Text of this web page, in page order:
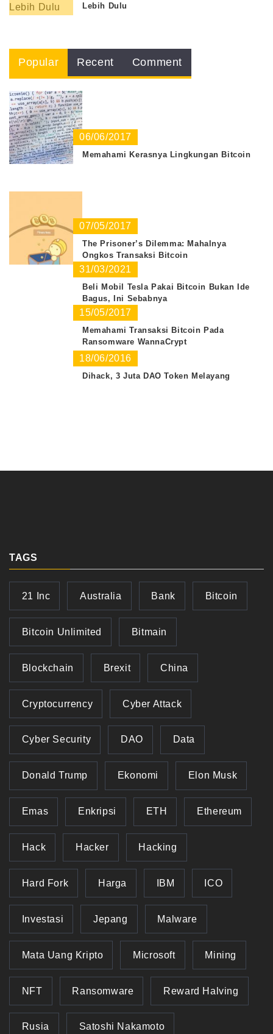
Lebih Dulu
Popular Recent Comment
06/06/2017
Memahami Kerasnya Lingkungan Bitcoin
07/05/2017
The Prisoner’s Dilemma: Mahalnya
Ongkos Transaksi Bitcoin
31/03/2021
Beli Mobil Tesla Pakai Bitcoin Bukan Ide
Bagus, Ini Sebabnya
15/05/2017
Memahami Transaksi Bitcoin Pada
Ransomware WannaCrypt
18/06/2016
Dihack, 3 Juta DAO Token Melayang
TAGS
21 Inc Australia Bank Bitcoin
Bitcoin Unlimited Bitmain
Blockchain Brexit China
Cryptocurrency Cyber Attack
Cyber Security DAO Data
Donald Trump Ekonomi Elon Musk
Emas Enkripsi ETH Ethereum
Hack Hacker Hacking
Hard Fork Harga IBM ICO
Investasi Jepang Malware
Mata Uang Kripto Microsoft Mining
NFT Ransomware Reward Halving
Rusia Satoshi Nakamoto